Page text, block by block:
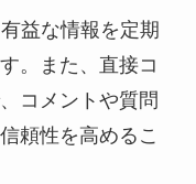
益な情報を定期
。また、直接コ
コメントや質問
頼性を高めるこ